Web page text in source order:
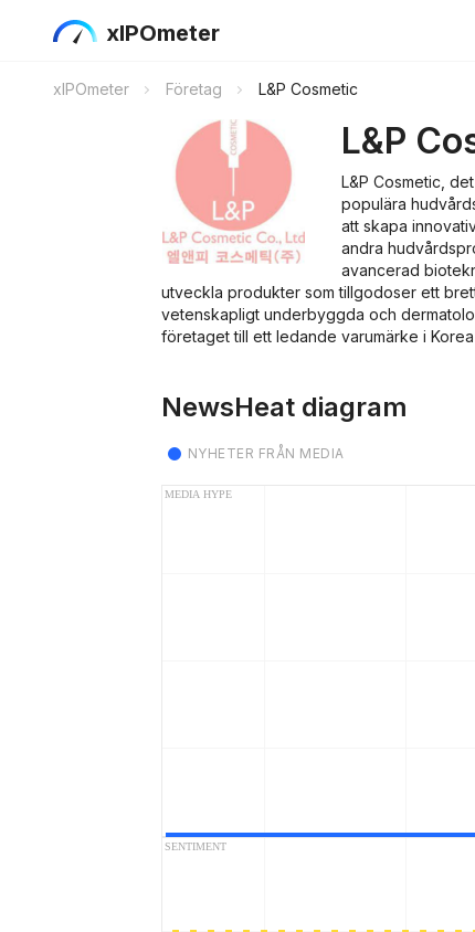
xIPOmeter
xIPOmeter Företag L&P Cosmetic
L&P
L&P Cosmetic,
populära
att skapa
andra
avancerad
utveckla produkter som tillgodoser ett
vetenskapligt underbyggda och
företaget till ett ledande varumärke i
NewsHeat diagram
NYHETER FRÅN MEDIA